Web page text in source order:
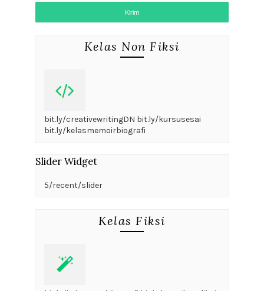
Kelas Non Fiksi
bit.ly/creativewritingDN bit.ly/kursusesai
bit.ly/kelasmemoirbiografi
Slider Widget
5/recent/slider
Kelas Fiksi